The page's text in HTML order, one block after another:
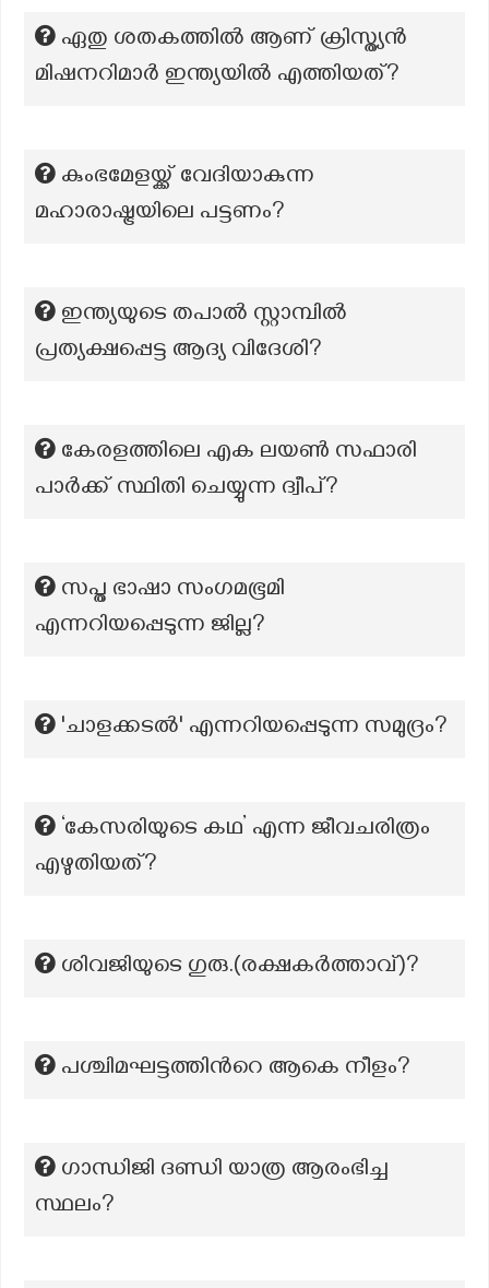
ഏതു ശതകത്തിൽ ആണ് ക്രിസ്ത്യൻ
മിഷനറിമാർ ഇന്ത്യയിൽ എത്തിയത്?
കുംഭമേളയ്ക്ക് വേദിയാകുന്ന
മഹാരാഷ്ട്രയിലെ പട്ടണം?
ഇന്ത്യയുടെ തപാൽ സ്റ്റാമ്പിൽ
പ്രത്യക്ഷപ്പെട്ട ആദ്യ വിദേശി?
കേരളത്തിലെ എക ലയൺ സഫാരി
പാർക്ക് സ്ഥിതി ചെയ്യുന്ന ദ്വീപ്?
സപ്ത ഭാഷാ സംഗമഭൂമി
എന്നറിയപ്പെടുന്ന ജില്ല?
'ചാളക്കടൽ' എന്നറിയപ്പെടുന്ന സമുദ്രം?
‘കേസരിയുടെ കഥ’ എന്ന ജീവചരിത്രം
എഴുതിയത്?
ശിവജിയുടെ ഗുരു.(രക്ഷകർത്താവ്)?
പശ്ചിമഘട്ടത്തിന്‍റെ ആകെ നീളം?
ഗാന്ധിജി ദണ്ഡി യാത്ര ആരംഭിച്ച
സ്ഥലം?